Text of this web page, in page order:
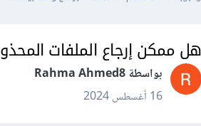
هل ممكن إرجاع الملفات
بواسطة Rahma Ahmed8
16 أغسطس 2024